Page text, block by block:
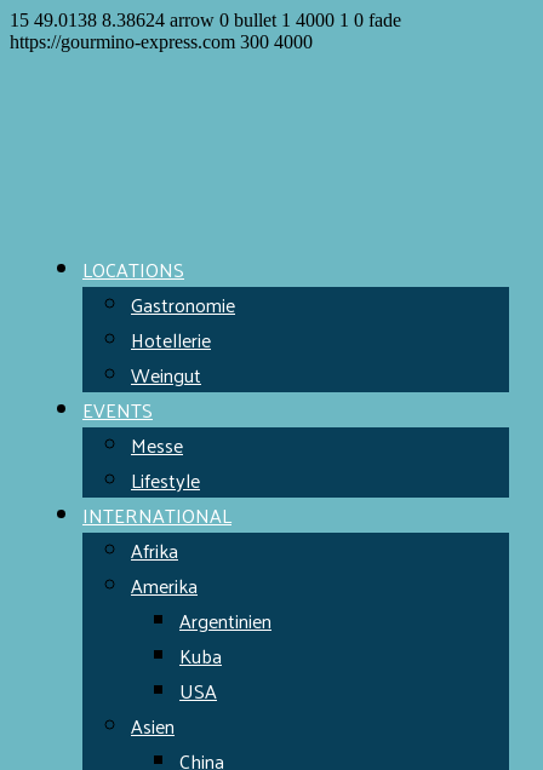
15 49.0138 8.38624 arrow 0 bullet 1 4000 1 0 fade
https://gourmino-express.com 300 4000
LOCATIONS
Gastronomie
Hotellerie
Weingut
EVENTS
Messe
Lifestyle
INTERNATIONAL
Afrika
Amerika
Argentinien
Kuba
USA
Asien
China